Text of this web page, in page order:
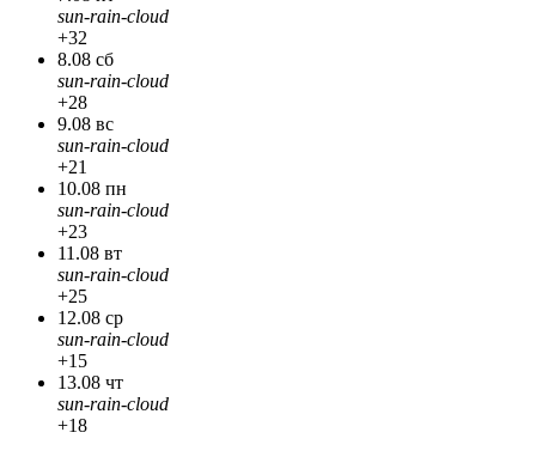
sun-rain-cloud
+32
8.08 сб
sun-rain-cloud
+28
9.08 вс
sun-rain-cloud
+21
10.08 пн
sun-rain-cloud
+23
11.08 вт
sun-rain-cloud
+25
12.08 ср
sun-rain-cloud
+15
13.08 чт
sun-rain-cloud
+18